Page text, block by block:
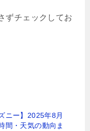
ずチェックしてお
ニー】2025年8月
間・天気の動向ま